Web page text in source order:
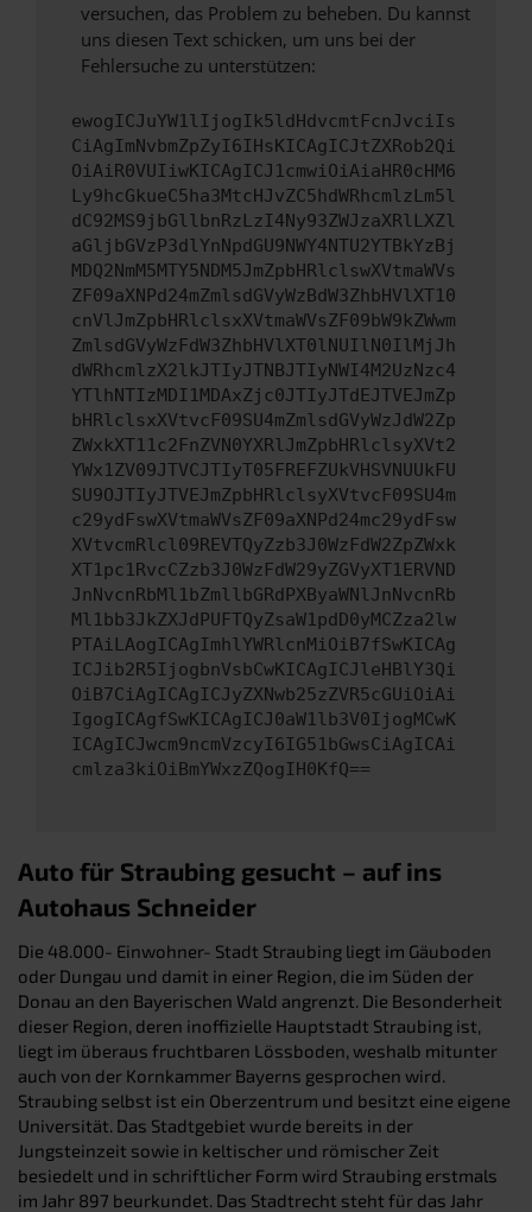
versuchen, das Problem zu beheben. Du kannst
uns diesen Text schicken, um uns bei der
Fehlersuche zu unterstützen:
ewogICJuYW1lIjogIk5ldHdvcmtFcnJvciIs
CiAgImNvbmZpZyI6IHsKICAgICJtZXRob2Qi
OiAiR0VUIiwKICAgICJ1cmwiOiAiaHR0cHM6
Ly9hcGkueC5ha3MtcHJvZC5hdWRhcmlzLm5l
dC92MS9jbGllbnRzLzI4Ny93ZWJzaXRlLXZl
aGljbGVzP3dlYnNpdGU9NWY4NTU2YTBkYzBj
MDQ2NmM5MTY5NDM5JmZpbHRlclswXVtmaWVs
ZF09aXNPd24mZmlsdGVyWzBdW3ZhbHVlXT10
cnVlJmZpbHRlclsxXVtmaWVsZF09bW9kZWwm
ZmlsdGVyWzFdW3ZhbHVlXT0lNUIlN0IlMjJh
dWRhcmlzX2lkJTIyJTNBJTIyNWI4M2UzNzc4
YTlhNTIzMDI1MDAxZjc0JTIyJTdEJTVEJmZp
bHRlclsxXVtvcF09SU4mZmlsdGVyWzJdW2Zp
ZWxkXT11c2FnZVN0YXRlJmZpbHRlclsyXVt2
YWx1ZV09JTVCJTIyT05FREFZUkVHSVNUUkFU
SU9OJTIyJTVEJmZpbHRlclsyXVtvcF09SU4m
c29ydFswXVtmaWVsZF09aXNPd24mc29ydFsw
XVtvcmRlcl09REVTQyZzb3J0WzFdW2ZpZWxk
XT1pc1RvcCZzb3J0WzFdW29yZGVyXT1ERVND
JnNvcnRbMl1bZmllbGRdPXByaWNlJnNvcnRb
Ml1bb3JkZXJdPUFTQyZsaW1pdD0yMCZza2lw
PTAiLAogICAgImhlYWRlcnMiOiB7fSwKICAg
ICJib2R5IjogbnVsbCwKICAgICJleHBlY3Qi
OiB7CiAgICAgICJyZXNwb25zZVR5cGUiOiAi
IgogICAgfSwKICAgICJ0aW1lb3V0IjogMCwK
ICAgICJwcm9ncmVzcyI6IG51bGwsCiAgICAi
cmlza3kiOiBmYWxzZQogIH0KfQ==
Auto für Straubing gesucht – auf ins
Autohaus Schneider
Die 48.000- Einwohner- Stadt Straubing liegt im Gäuboden
oder Dungau und damit in einer Region, die im Süden der
Donau an den Bayerischen Wald angrenzt. Die Besonderheit
dieser Region, deren inoffizielle Hauptstadt Straubing ist,
liegt im überaus fruchtbaren Lössboden, weshalb mitunter
auch von der Kornkammer Bayerns gesprochen wird.
Straubing selbst ist ein Oberzentrum und besitzt eine eigene
Universität. Das Stadtgebiet wurde bereits in der
Jungsteinzeit sowie in keltischer und römischer Zeit
besiedelt und in schriftlicher Form wird Straubing erstmals
im Jahr 897 beurkundet. Das Stadtrecht steht für das Jahr